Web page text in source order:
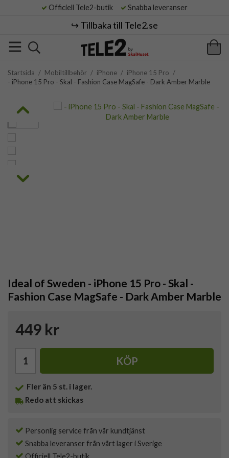
Officiell Tele2-butik Snabba leveranser
↪️ Tillbaka till Tele2.se
Startsida / Mobiltillbehör / iPhone / iPhone 15 Pro /
- iPhone 15 Pro - Skal - Fashion Case MagSafe - Dark Amber Marble
Ideal of Sweden - iPhone 15 Pro - Skal -
Fashion Case MagSafe - Dark Amber Marble
449 kr
KÖP
Fler än 5 st. i lager.
Redo att skickas
Personlig service från vår kundtjänst
Snabba leveranser från vårt lager i Sverige